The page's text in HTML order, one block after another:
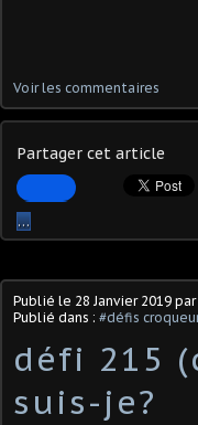
Voir les commentaires
Partager cet article
…
Publié le 28 Janvier 2019
Publié dans : #défis
défi 215
suis-je?